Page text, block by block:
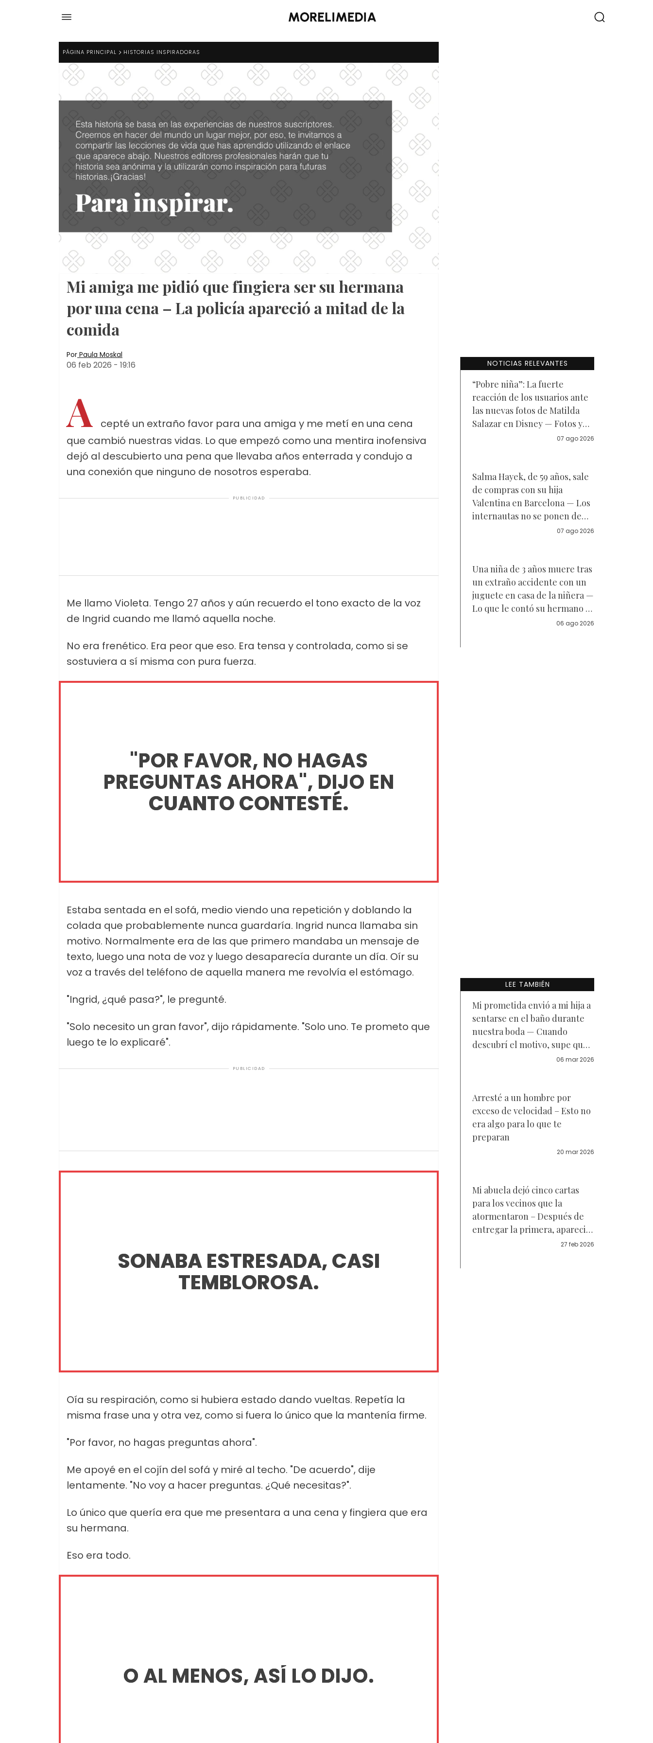
PÁGINA PRINCIPAL HISTORIAS INSPIRADORAS
Mi amiga me pidió que fingiera ser su hermana
por una cena – La policía apareció a mitad de la
comida
Por Paula Moskal
06 feb 2026 - 19:16
A
cepté un extraño favor para una amiga y me metí en una cena
que cambió nuestras vidas. Lo que empezó como una mentira inofensiva
dejó al descubierto una pena que llevaba años enterrada y condujo a
una conexión que ninguno de nosotros esperaba.
PUBLICIDAD
Me llamo Violeta. Tengo 27 años y aún recuerdo el tono exacto de la voz
de Ingrid cuando me llamó aquella noche.
No era frenético. Era peor que eso. Era tensa y controlada, como si se
sostuviera a sí misma con pura fuerza.
"POR FAVOR, NO HAGAS
PREGUNTAS AHORA", DIJO EN
CUANTO CONTESTÉ.
Estaba sentada en el sofá, medio viendo una repetición y doblando la
colada que probablemente nunca guardaría. Ingrid nunca llamaba sin
motivo. Normalmente era de las que primero mandaba un mensaje de
texto, luego una nota de voz y luego desaparecía durante un día. Oír su
voz a través del teléfono de aquella manera me revolvía el estómago.
"Ingrid, ¿qué pasa?", le pregunté.
"Solo necesito un gran favor", dijo rápidamente. "Solo uno. Te prometo que
luego te lo explicaré".
PUBLICIDAD
SONABA ESTRESADA, CASI
TEMBLOROSA.
Oía su respiración, como si hubiera estado dando vueltas. Repetía la
misma frase una y otra vez, como si fuera lo único que la mantenía firme.
"Por favor, no hagas preguntas ahora".
Me apoyé en el cojín del sofá y miré al techo. "De acuerdo", dije
lentamente. "No voy a hacer preguntas. ¿Qué necesitas?".
Lo único que quería era que me presentara a una cena y fingiera que era
su hermana.
Eso era todo.
O AL MENOS, ASÍ LO DIJO.
NOTICIAS RELEVANTES
“Pobre niña”: La fuerte
reacción de los usuarios ante
las nuevas fotos de Matilda
Salazar en Disney — Fotos y
07 ago 2026
Salma Hayek, de 59 años, sale
de compras con su hija
Valentina en Barcelona — Los
internautas no se ponen de
acuerdo sobre a quién se07 ago 2026
Una niña de 3 años muere tras
un extraño accidente con un
juguete en casa de la niñera —
Lo que le contó su hermano a
06 ago 2026
LEE TAMBIÉN
Mi prometida envió a mi hija a
sentarse en el baño durante
nuestra boda — Cuando
descubrí el motivo, supe que
tenía que darle una lección
06 mar 2026
Arresté a un hombre por
exceso de velocidad – Esto no
era algo para lo que te
preparan
20 mar 2026
Mi abuela dejó cinco cartas
para los vecinos que la
atormentaron – Después de
entregar la primera, apareció
27 feb 2026